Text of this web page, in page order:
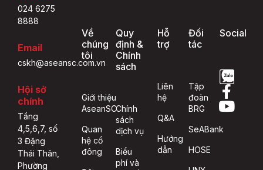
024 6275
8888
Email
cskh@aseansc.com.vn
Hội sở
chính
Tầng
4,5,6,7, số
3 Đặng
Thái Thân,
Phường
Về
chúng
tôi
Giới thiệu
AseanSC
Quan
hệ cổ
đông
Quy
định &
Chính
sách
Chính
sách
dịch vụ
Biểu
phí và
Hỗ
trợ
Liên
hệ
Q&A
Hướng
dẫn
Đối
tác
Tập
đoàn
BRG
SeABank
HOSE
Social